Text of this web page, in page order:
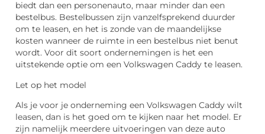
biedt dan een personenauto, maar minder dan een
bestelbus. Bestelbussen zijn vanzelfsprekend duurder
om te leasen, en het is zonde van de maandelijkse
kosten wanneer de ruimte in een bestelbus niet benut
wordt. Voor dit soort ondernemingen is het een
uitstekende optie om een Volkswagen Caddy te leasen.
Let op het model
Als je voor je onderneming een Volkswagen Caddy wilt
leasen, dan is het goed om te kijken naar het model. Er
zijn namelijk meerdere uitvoeringen van deze auto